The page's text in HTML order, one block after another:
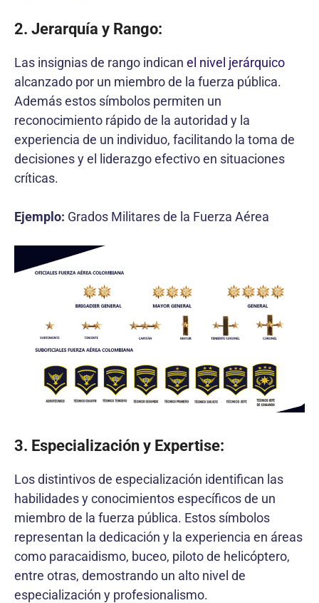
2. Jerarquía y Rango:
Las insignias de rango indican el nivel jerárquico
alcanzado por un miembro de la fuerza pública.
Además estos símbolos permiten un
reconocimiento rápido de la autoridad y la
experiencia de un individuo, facilitando la toma de
decisiones y el liderazgo efectivo en situaciones
críticas.
Ejemplo: Grados Militares de la Fuerza Aérea
3. Especialización y Expertise:
Los distintivos de especialización identifican las
habilidades y conocimientos específicos de un
miembro de la fuerza pública. Estos símbolos
representan la dedicación y la experiencia en áreas
como paracaidismo, buceo, piloto de helicóptero,
entre otras, demostrando un alto nivel de
especialización y profesionalismo.